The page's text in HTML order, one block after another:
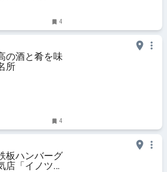
4
の酒と肴を味
所
4
板ハンバーグ
店「イノツ